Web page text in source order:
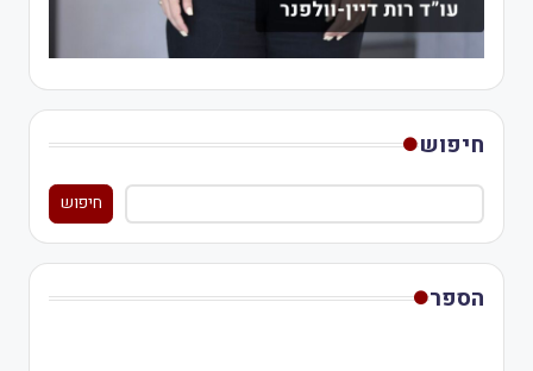
חיפוש
חיפוש
הספר